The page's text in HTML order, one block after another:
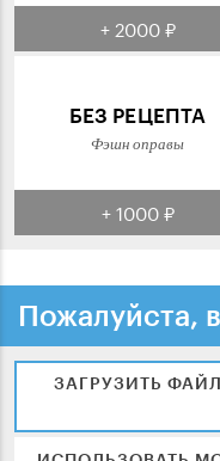
+ 2000 ₽
БЕЗ РЕЦЕПТА
Фэшн оправы
+ 1000 ₽
Пожалуйста,
ЗАГРУЗИТЬ ФАЙЛ